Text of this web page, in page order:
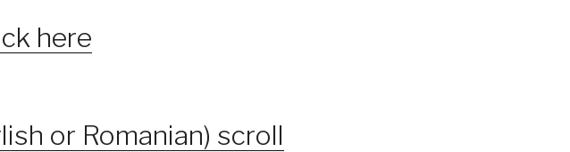
here
or Romanian) scroll